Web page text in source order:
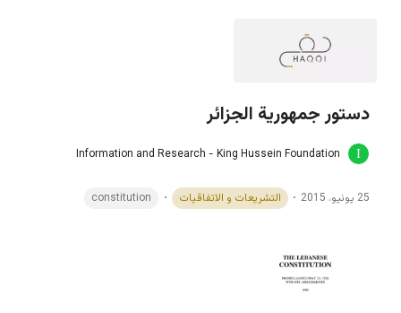
دستور جمهورية الجزائر
Information and Research - King Hussein Foundation
25 يونيو، 2015 التشريعات و الاتفاقيات constitution